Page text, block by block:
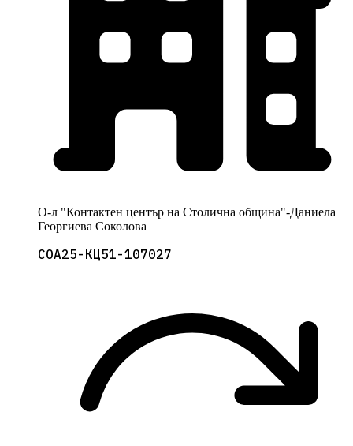
О-л "Контактен център на Столична община"-Даниела
Георгиева Соколова
СОА25-КЦ51-107027